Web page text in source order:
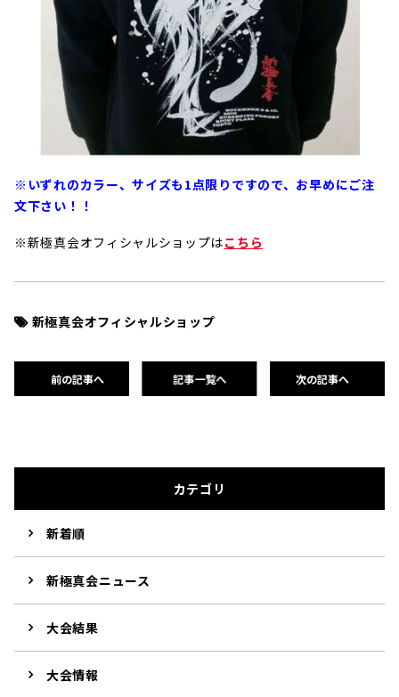
※いずれのカラー、サイズも1点限りですので、お早めにご注
文下さい！！
※新極真会オフィシャルショップはこちら
新極真会オフィシャルショップ
前の記事へ 記事一覧へ 次の記事へ
カテゴリ
新着順
新極真会ニュース
大会結果
大会情報